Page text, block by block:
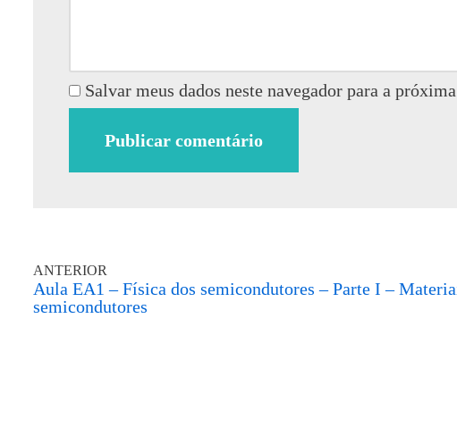
Salvar meus dados neste navegador para a
ANTERIOR
Aula EA1 – Física dos semicondutores – Parte I –
semicondutores